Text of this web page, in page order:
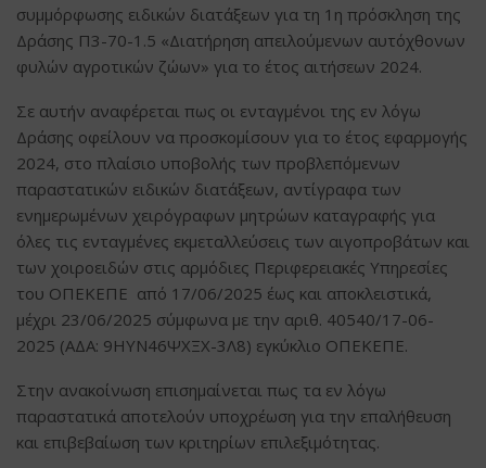
συμμόρφωσης ειδικών διατάξεων για τη 1η πρόσκληση της
Δράσης Π3-70-1.5 «Διατήρηση απειλούμενων αυτόχθονων
φυλών αγροτικών ζώων» για το έτος αιτήσεων 2024.
Σε αυτήν αναφέρεται πως οι ενταγμένοι της εν λόγω
Δράσης οφείλουν να προσκομίσουν για το έτος εφαρμογής
2024, στο πλαίσιο υποβολής των προβλεπόμενων
παραστατικών ειδικών διατάξεων, αντίγραφα των
ενημερωμένων χειρόγραφων μητρώων καταγραφής για
όλες τις ενταγμένες εκμεταλλεύσεις των αιγοπροβάτων και
των χοιροειδών στις αρμόδιες Περιφερειακές Υπηρεσίες
του ΟΠΕΚΕΠΕ από 17/06/2025 έως και αποκλειστικά,
μέχρι 23/06/2025 σύμφωνα με την αριθ. 40540/17-06-
2025 (ΑΔΑ: 9ΗΥΝ46ΨΧΞΧ-3Λ8) εγκύκλιο ΟΠΕΚΕΠΕ.
Στην ανακοίνωση επισημαίνεται πως τα εν λόγω
παραστατικά αποτελούν υποχρέωση για την επαλήθευση
και επιβεβαίωση των κριτηρίων επιλεξιμότητας.